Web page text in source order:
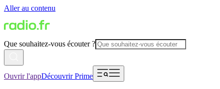
Aller au contenu
Que souhaitez-vous écouter ?
Ouvrir l'appDécouvrir Prime